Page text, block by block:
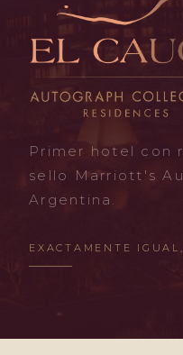
Primer hotel con
sello Marriott's
Argentina.
EXACTAMENTE